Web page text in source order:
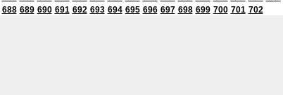
688 689 690 691 692 693 694 695 696 697 698 699 700 701 702